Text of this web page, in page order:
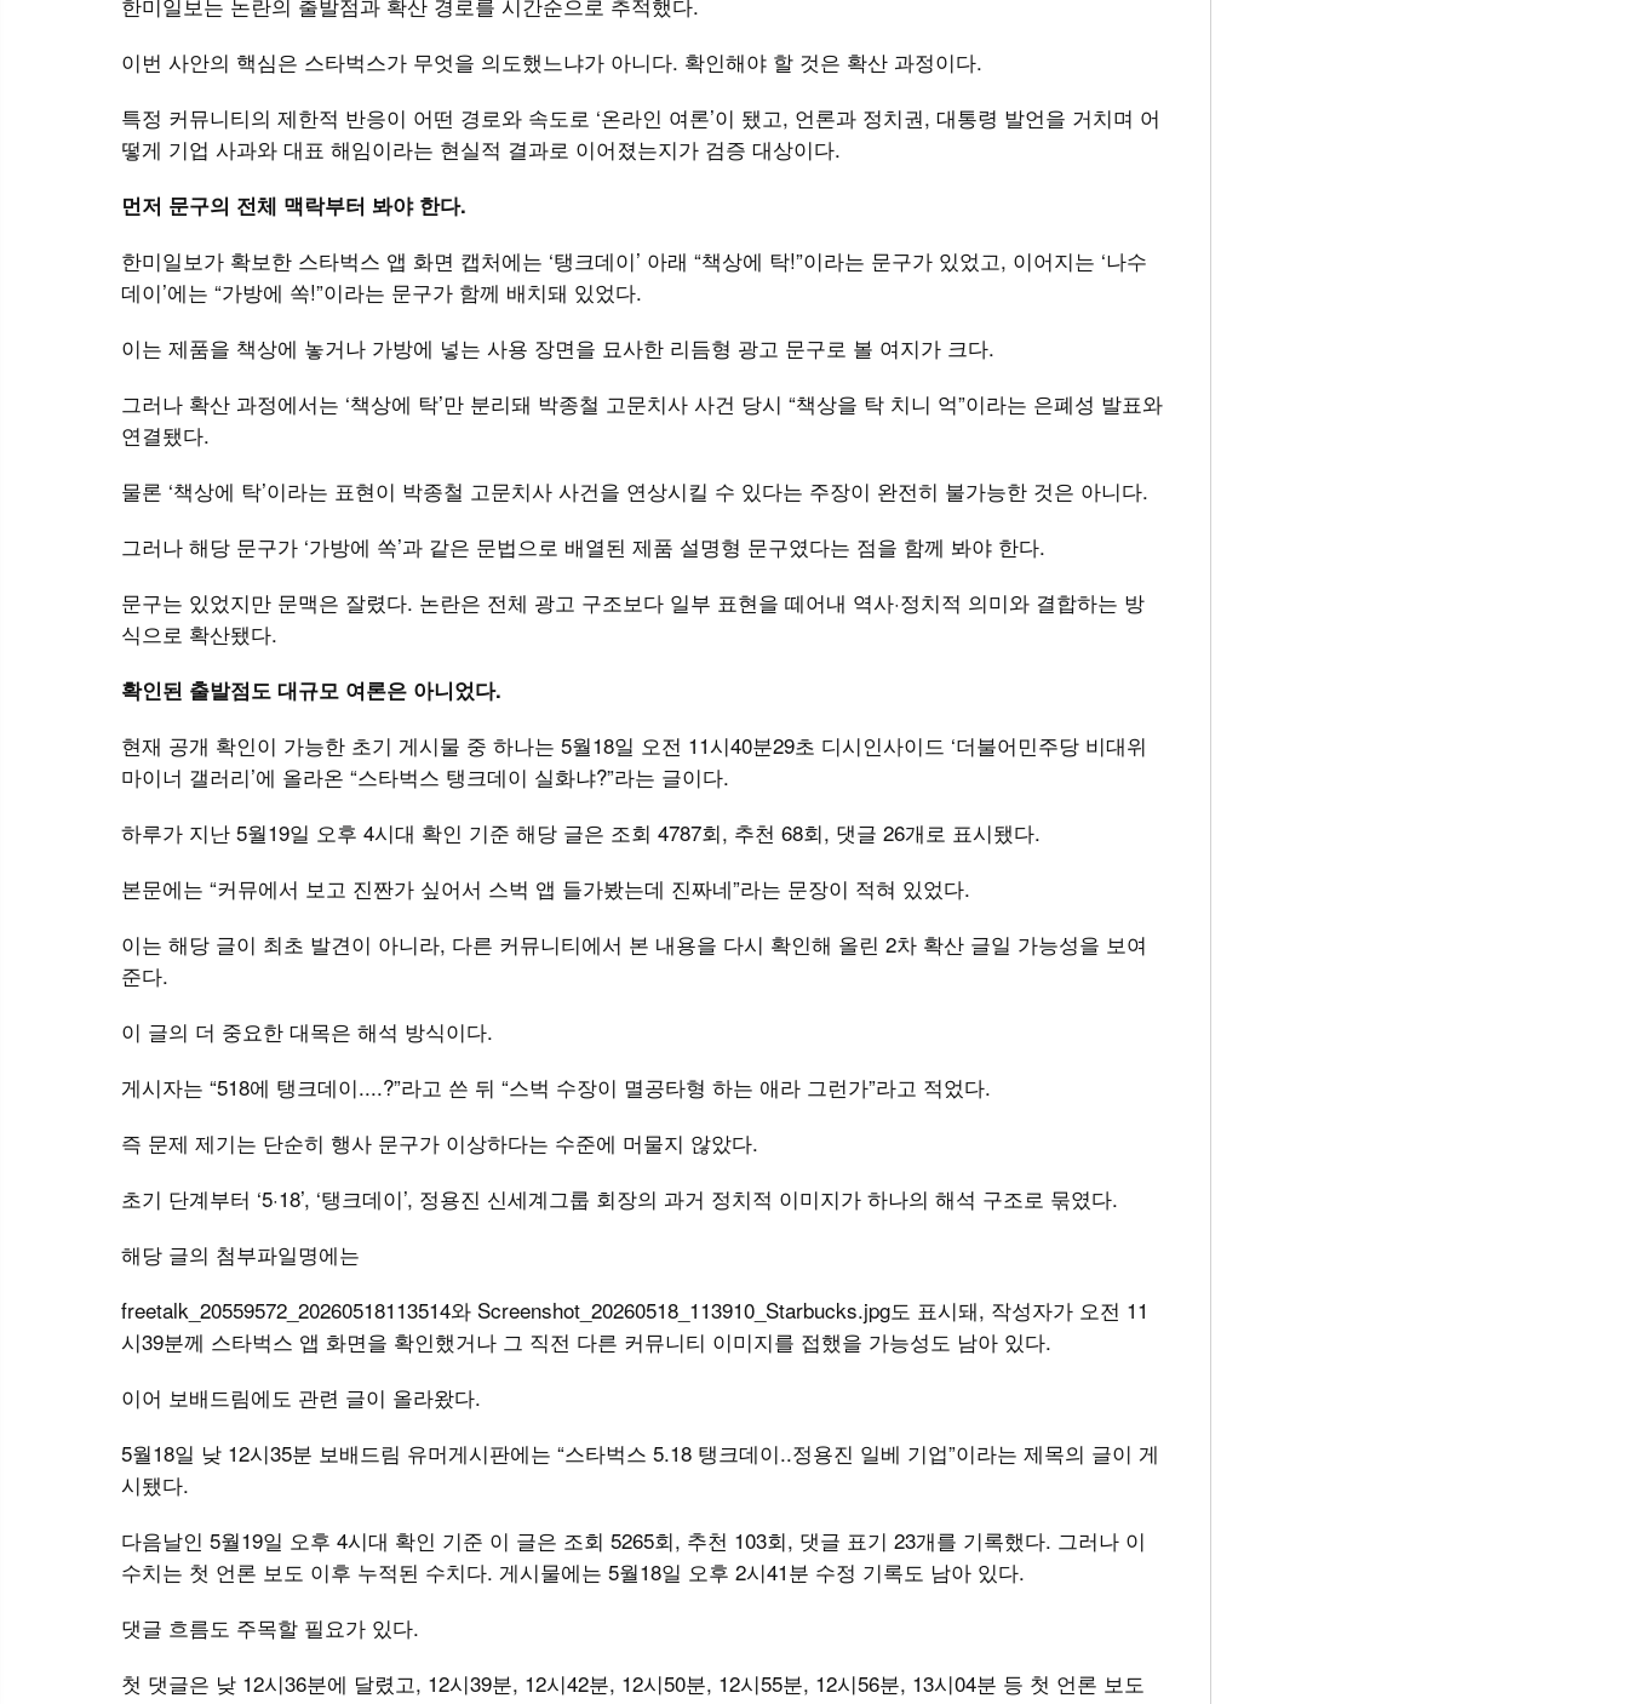
이번 사안의 핵심은 스타벅스가 무엇을 의도했느냐가 아니다. 확인해야 할 것은 확산 과정이다.
특정 커뮤니티의 제한적 반응이 어떤 경로와 속도로 ‘온라인 여론’이 됐고, 언론과 정치권, 대통령 발언을 거치며 어
떻게 기업 사과와 대표 해임이라는 현실적 결과로 이어졌는지가 검증 대상이다.
먼저 문구의 전체 맥락부터 봐야 한다.
한미일보가 확보한 스타벅스 앱 화면 캡처에는 ‘탱크데이’ 아래 “책상에 탁!”이라는 문구가 있었고, 이어지는 ‘나수
데이’에는 “가방에 쏙!”이라는 문구가 함께 배치돼 있었다.
이는 제품을 책상에 놓거나 가방에 넣는 사용 장면을 묘사한 리듬형 광고 문구로 볼 여지가 크다.
그러나 확산 과정에서는 ‘책상에 탁’만 분리돼 박종철 고문치사 사건 당시 “책상을 탁 치니 억”이라는 은폐성 발표와
연결됐다.
물론 ‘책상에 탁’이라는 표현이 박종철 고문치사 사건을 연상시킬 수 있다는 주장이 완전히 불가능한 것은 아니다.
그러나 해당 문구가 ‘가방에 쏙’과 같은 문법으로 배열된 제품 설명형 문구였다는 점을 함께 봐야 한다.
문구는 있었지만 문맥은 잘렸다. 논란은 전체 광고 구조보다 일부 표현을 떼어내 역사·정치적 의미와 결합하는 방
식으로 확산됐다.
확인된 출발점도 대규모 여론은 아니었다.
현재 공개 확인이 가능한 초기 게시물 중 하나는 5월18일 오전 11시40분29초 디시인사이드 ‘더불어민주당 비대위
마이너 갤러리’에 올라온 “스타벅스 탱크데이 실화냐?”라는 글이다.
하루가 지난 5월19일 오후 4시대 확인 기준 해당 글은 조회 4787회, 추천 68회, 댓글 26개로 표시됐다.
본문에는 “커뮤에서 보고 진짠가 싶어서 스벅 앱 들가봤는데 진짜네”라는 문장이 적혀 있었다.
이는 해당 글이 최초 발견이 아니라, 다른 커뮤니티에서 본 내용을 다시 확인해 올린 2차 확산 글일 가능성을 보여
준다.
이 글의 더 중요한 대목은 해석 방식이다.
게시자는 “518에 탱크데이....?”라고 쓴 뒤 “스벅 수장이 멸공타형 하는 애라 그런가”라고 적었다.
즉 문제 제기는 단순히 행사 문구가 이상하다는 수준에 머물지 않았다.
초기 단계부터 ‘5·18’, ‘탱크데이’, 정용진 신세계그룹 회장의 과거 정치적 이미지가 하나의 해석 구조로 묶였다.
해당 글의 첨부파일명에는
freetalk_20559572_20260518113514와 Screenshot_20260518_113910_Starbucks.jpg도 표시돼, 작성자가 오전 11
시39분께 스타벅스 앱 화면을 확인했거나 그 직전 다른 커뮤니티 이미지를 접했을 가능성도 남아 있다.
이어 보배드림에도 관련 글이 올라왔다.
5월18일 낮 12시35분 보배드림 유머게시판에는 “스타벅스 5.18 탱크데이..정용진 일베 기업”이라는 제목의 글이 게
시됐다.
다음날인 5월19일 오후 4시대 확인 기준 이 글은 조회 5265회, 추천 103회, 댓글 표기 23개를 기록했다. 그러나 이
수치는 첫 언론 보도 이후 누적된 수치다. 게시물에는 5월18일 오후 2시41분 수정 기록도 남아 있다.
댓글 흐름도 주목할 필요가 있다.
첫 댓글은 낮 12시36분에 달렸고, 12시39분, 12시42분, 12시50분, 12시55분, 12시56분, 13시04분 등 첫 언론 보도